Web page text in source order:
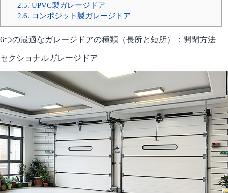
2.5. UPVC製ガレージドア
2.6. コンポジット製ガレージドア
6つの最適なガレージドアの種類（長所と短所）：開閉方法
セクショナルガレージドア